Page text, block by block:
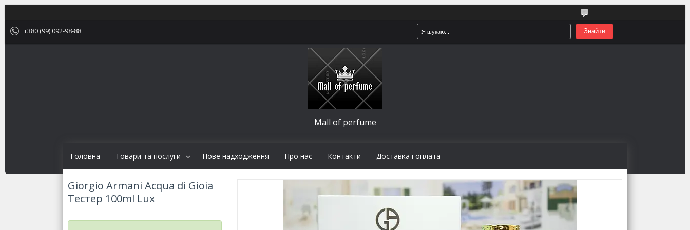
+380 (99) 092-98-88 Знайти
Mall of perfume
Головна Товари та послуги Нове надходження Про нас Контакти Доставка і оплата
Giorgio Armani Acqua di Gioia
Тестер 100ml Lux